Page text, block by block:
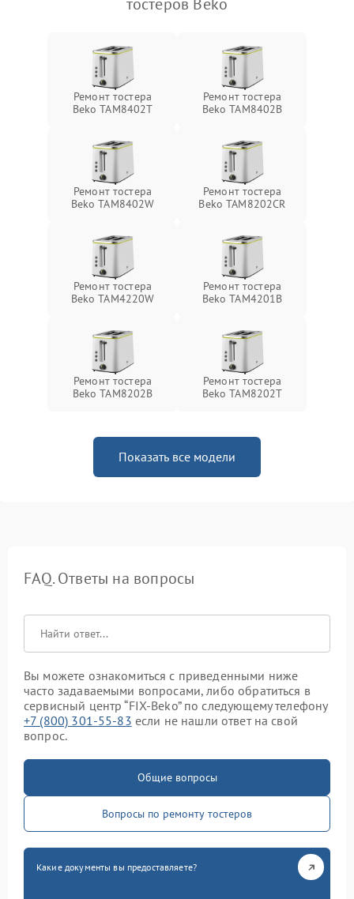
тостеров Beko
Ремонт тостера
Beko TAM8402T
Ремонт тостера
Beko TAM8402B
Ремонт тостера
Beko TAM8402W
Ремонт тостера
Beko TAM8202CR
Ремонт тостера
Beko TAM4220W
Ремонт тостера
Beko TAM4201B
Ремонт тостера
Beko TAM8202B
Ремонт тостера
Beko TAM8202T
Показать все модели
FAQ. Ответы на вопросы
Вы можете ознакомиться с приведенными ниже
часто задаваемыми вопросами, либо обратиться в
сервисный центр “FIX-Beko” по следующему телефону
+7 (800) 301-55-83 если не нашли ответ на свой
вопрос.
Общие вопросы
Вопросы по ремонту тостеров
Какие документы вы предоставляете?